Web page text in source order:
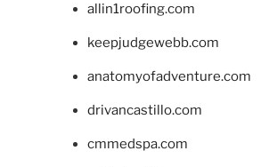
allin1roofing.com
keepjudgewebb.com
anatomyofadventure.com
drivancastillo.com
cmmedspa.com